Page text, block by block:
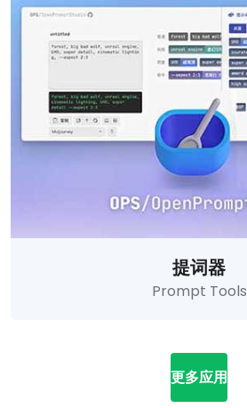
提词器
Prompt Tools
更多应用